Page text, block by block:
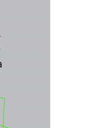
i
Brach-